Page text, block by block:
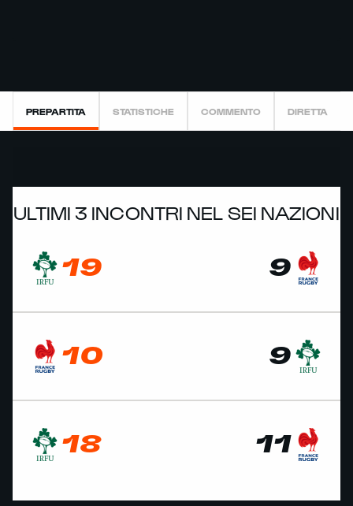
PREPARTITA STATISTICHE COMMENTO DIRETTA
ULTIMI 3 INCONTRI NEL SEI NAZIONI
19 9
10 9
18 11